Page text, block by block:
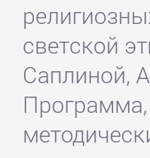
светской
Саплиной,
Программа,